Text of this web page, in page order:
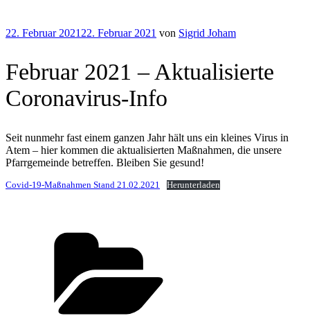
Veröffentlicht
22. Februar 2021 22. Februar 2021 von Sigrid Joham
Februar 2021 – Aktualisierte
Coronavirus-Info
Seit nunmehr fast einem ganzen Jahr hält uns ein kleines Virus in
Atem – hier kommen die aktualisierten Maßnahmen, die unsere
Pfarrgemeinde betreffen. Bleiben Sie gesund!
Covid-19-Maßnahmen Stand 21.02.2021 Herunterladen